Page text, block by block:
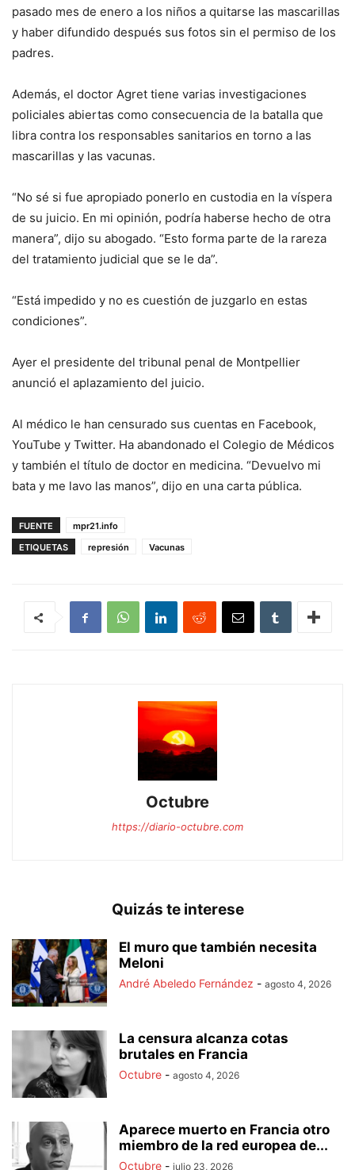
pasado mes de enero a los niños a quitarse las mascarillas
y haber difundido después sus fotos sin el permiso de los
padres.
Además, el doctor Agret tiene varias investigaciones
policiales abiertas como consecuencia de la batalla que
libra contra los responsables sanitarios en torno a las
mascarillas y las vacunas.
“No sé si fue apropiado ponerlo en custodia en la víspera
de su juicio. En mi opinión, podría haberse hecho de otra
manera”, dijo su abogado. “Esto forma parte de la rareza
del tratamiento judicial que se le da”.
“Está impedido y no es cuestión de juzgarlo en estas
condiciones”.
Ayer el presidente del tribunal penal de Montpellier
anunció el aplazamiento del juicio.
Al médico le han censurado sus cuentas en Facebook,
YouTube y Twitter. Ha abandonado el Colegio de Médicos
y también el título de doctor en medicina. “Devuelvo mi
bata y me lavo las manos”, dijo en una carta pública.
FUENTE
mpr21.info
ETIQUETAS
represión Vacunas
Octubre
https://diario-octubre.com
Quizás te interese
El muro que también necesita
Meloni
André Abeledo Fernández - agosto 4, 2026
La censura alcanza cotas
brutales en Francia
Octubre - agosto 4, 2026
Aparece muerto en Francia otro
miembro de la red europea de...
Octubre - julio 23, 2026